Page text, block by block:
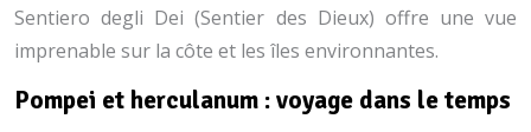
Sentiero degli Dei (Sentier des Dieux) offre une vue
imprenable sur la côte et les îles environnantes.
Pompei et herculanum : voyage dans le temps